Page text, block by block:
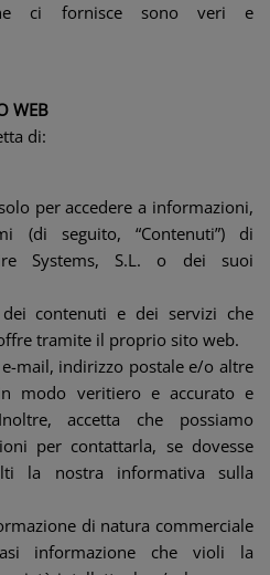
ci fornisce sono veri e
WEB
di:
per accedere a informazioni,
(di seguito, “Contenuti”) di
Systems, S.L. o dei suoi
contenuti e dei servizi che
tramite il proprio sito web.
mail, indirizzo postale e/o altre
modo veritiero e accurato e
accetta che possiamo
per contattarla, se dovesse
la nostra informativa sulla
di natura commerciale
informazione che violi la